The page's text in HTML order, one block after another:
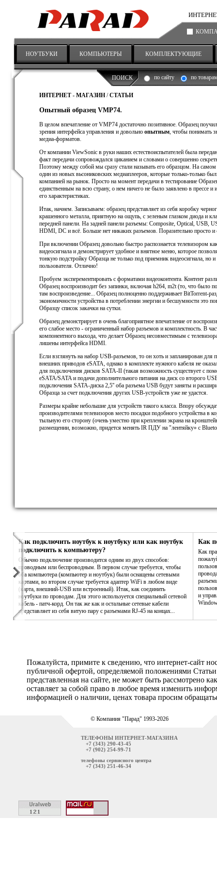
НОУТБУКИ КОМПЬЮТЕРЫ КОМПЛЕКТУЮЩИЕ
ПОИСК по сайту по
ИНТЕРНЕТ - МАГАЗИН/СТАТЬИ
Опытный образец VMP74.
В целом впечатление от VMP74 достаточно позитивное. Образец
зрения интерфейса управления и довольно опытным, чтобы понимать
медиа-форматов.
От компании ViewSonic в руки наших естествоиспытателей была
факт передачи сопровождался циканием и словами о совершенно
Поэтому между собой мы сразу стали называть его образцом. На
один из новых вьсониковских медиаплееров, которые только-только
компанией на рынок. Просто на момент передачи в тестирование
единственным на всю страну, о нем ничего не было заявлено в прессе и
его характеристиках.
Итак, начнем. Записываем: образец представляет из себя коробку
крашенного металла, приятную на ощупь, с зеленым глазком диода и
передней панели. На задней панели разъемы: Composite, Optical, USB,
HDMI, DC и всё. Больше нет никаких разъемов. Поразительно просто и
При включении Образец довольно быстро распознается телевизором
видеосигнала и демонстрирует удобное и внятное меню, которое
тонкую подстройку Образца не только под приемник видеосигнала, но и
пользователя. Отлично!
Пробуем эксперементировать с форматами видеоконтента. Контент
Образец воспроизводит без запинки, включая h264, m2t (то, что было
там воспроизведение... Образец полноценно поддерживает BitTorrent-
экономичности устройства в потреблении энергии и бесшумности это
Образцу список закачки на сутки.
Образец демонстрирует в очень благоприятное впечатление от
его слабое место - ограниченный набор разъемов и комплектность. В
компонентного выхода, что делает Образец несовместимым с
лишены интерфейса HDMI.
Если взглянуть на набор USB-разъемов, то он хоть и запланирован для
внешних приводов eSATA, однако в комплекте нужного кабеля не
для подключения дисков SATA-II (такая возможность существует с
eSATA/SATA и подачи дополнительного питания на диск со второго
подключения SATA-диска 2,5'' оба разъема USB будут заняты и
Образца за счет подключения других USB-устройств уже не удастся.
Размеры крайне небольшие для устройств такого класса. Впору
производителями телевизоров место посадки подобного устройства в
тыльную его сторону (очень уместно при креплении экрана на
размещении, возможно, придется менять IR ПДУ на "лентяйку» с
Как подключить ноутбук к ноутбуку или как ноутбук
подключить к компьютеру?
Обычно подключение производится одним из двух способов:
проводным или беспроводным. В первом случае требуется, чтобы
оба компьютера (компьютер и ноутбук) были оснащены сетевыми
картами, во втором случае требуется адаптер WiFi в любом виде
(карта, внешний-USB или встроенный). Итак, как соединить
ноутбуки по проводам. Для этого используется специальный сетевой
кабель - патч-корд. Он так же как и остальные сетевые кабели
представляет из себя витую пару с разъемами RJ-45 на концах...
Как
Как
и
Пожалуйста, примите к сведению, что интернет-сайт
публичной офертой, определяемой положениями
представленная на сайте, не может быть рассмотрено
оставляет за собой право в любое время изменить
информацией о наличии, ценах товара просим
© Компания "Парад" 1993-2026
ТЕЛЕФОНЫ ИНТЕРНЕТ-МАГАЗИНА
+7 (343) 290-43-45
+7 (902) 254-99-71
телефоны сервисного центра
+7 (343) 251-46-34